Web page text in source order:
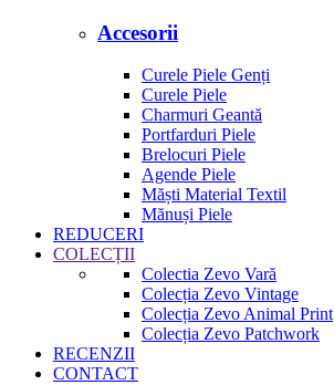
Accesorii
Curele Piele Genți
Curele Piele
Charmuri Geantă
Portfarduri Piele
Brelocuri Piele
Agende Piele
Măști Material Textil
Mănuși Piele
REDUCERI
COLECȚII
Colectia Zevo Vară
Colecția Zevo Vintage
Colecția Zevo Animal Print
Colecția Zevo Patchwork
RECENZII
CONTACT